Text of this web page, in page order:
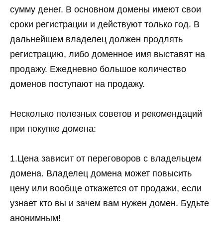
сумму денег. В основном домены имеют свои
сроки регистрации и действуют только год. В
дальнейшем владелец должен продлять
регистрацию, либо доменное имя выставят на
продажу. Ежедневно большое количество
доменов поступают на продажу.
Несколько полезных советов и рекомендаций
при покупке домена:
1.Цена зависит от переговоров с владельцем
домена. Владелец домена может повысить
цену или вообще откажется от продажи, если
узнает кто вы и зачем вам нужен домен. Будьте
анонимным!